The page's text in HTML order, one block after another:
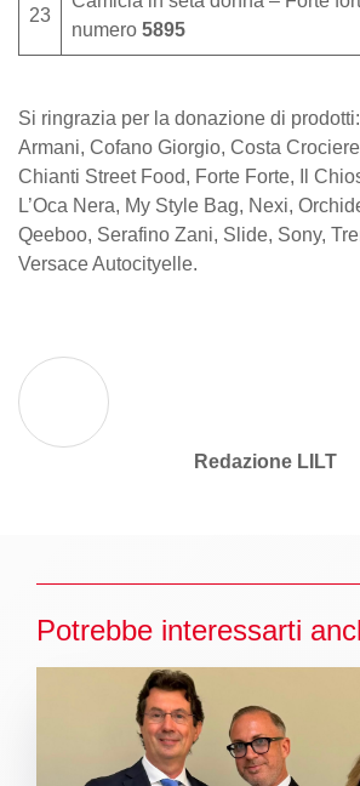
23
numero 5895
Si ringrazia per la donazione di
Armani, Cofano Giorgio, Costa
Chianti Street Food, Forte Forte, Il
L’Oca Nera, My Style Bag, Nexi,
Qeeboo, Serafino Zani, Slide, Sony,
Versace Autocityelle.
Redazione LILT
Potrebbe interessarti